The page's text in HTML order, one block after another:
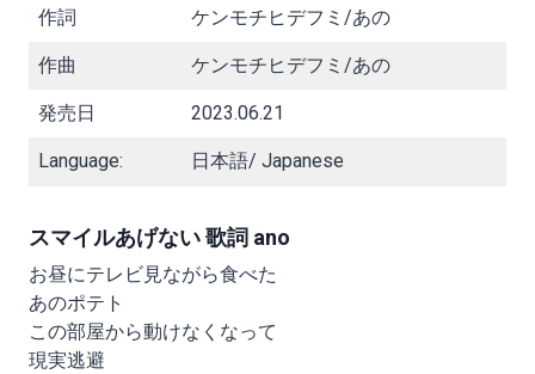
作詞 ケンモチヒデフミ/あの
作曲 ケンモチヒデフミ/あの
発売日 2023.06.21
Language: 日本語/ Japanese
スマイルあげない 歌詞 ano
お昼にテレビ見ながら食べた
あのポテト
この部屋から動けなくなって
現実逃避